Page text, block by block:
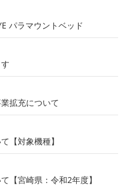
パラマウントベッド
す
拡充について
【対象機種】
【宮崎県：令和2年度】